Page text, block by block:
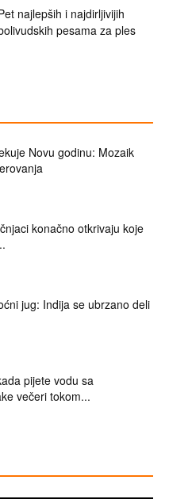
najlepših i najdirljivijih
pesama za ples
Novu godinu: Mozaik
konačno otkrivaju koje
jug: Indija se ubrzano deli
pijete vodu sa
večeri tokom...